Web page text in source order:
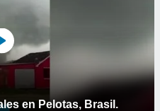
en Pelotas, Brasil.